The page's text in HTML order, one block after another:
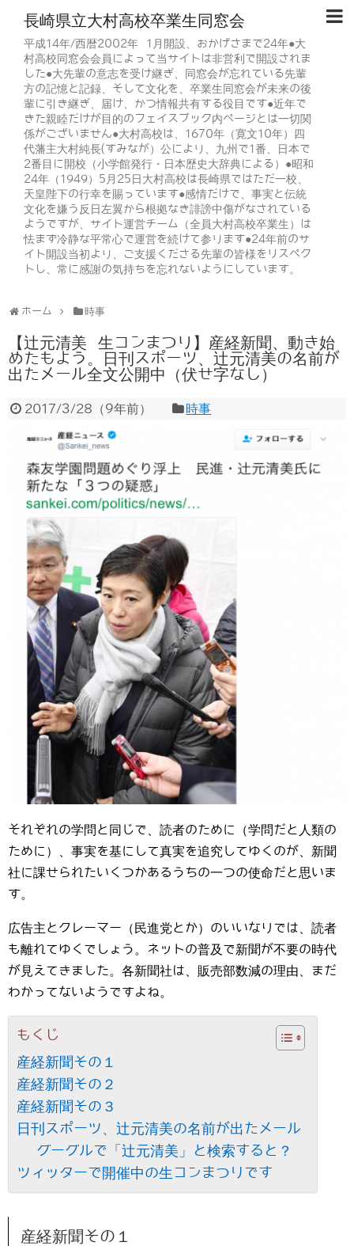
長崎県立大村高校卒業生同窓会
平成14年/西暦2002年 1月開設、おかげさまで24年●大
村高校同窓会会員によって当サイトは非営利で開設されま
した●大先輩の意志を受け継ぎ、同窓会が忘れている先輩
方の記憶と記録、そして文化を、卒業生同窓会が未来の後
輩に引き継ぎ、届け、かつ情報共有する役目です●近年で
きた親睦だけが目的のフェイスブック内ページとは一切関
係がございません●大村高校は、1670年（寛文10年）四
代藩主大村純長(すみなが）公により、九州で1番、日本で
2番目に開校（小学館発行・日本歴史大辞典による）●昭和
24年（1949）5月25日大村高校は長崎県ではただ一校、
天皇陛下の行幸を賜っています●感情だけで、事実と伝統
文化を嫌う反日左翼から根拠なき誹謗中傷がなされている
ようですが、サイト運営チーム（全員大村高校卒業生）は
怯まず冷静な平常心で運営を続けて参ります●24年前のサ
イト開設当初より、ご支援くださる先輩の皆様をリスペク
トし、常に感謝の気持ちを忘れないようにしています。
ホーム 時事
【辻元清美 生コンまつり】産経新聞、動き始
めたもよう。日刊スポーツ、辻元清美の名前が
出たメール全文公開中（伏せ字なし）
2017/3/28 （9年前） 時事
それぞれの学問と同じで、読者のために（学問だと人類の
ために）、事実を基にして真実を追究してゆくのが、新聞
社に課せられたいくつかあるうちの一つの使命だと思いま
す。
広告主とクレーマー（民進党とか）のいいなりでは、読者
も離れてゆくでしょう。ネットの普及で新聞が不要の時代
が見えてきました。各新聞社は、販売部数減の理由、まだ
わかってないようですよね。
もくじ
産経新聞その１
産経新聞その２
産経新聞その３
日刊スポーツ、辻元清美の名前が出たメール
グーグルで「辻元清美」と検索すると？
ツィッターで開催中の生コンまつりです
産経新聞その１